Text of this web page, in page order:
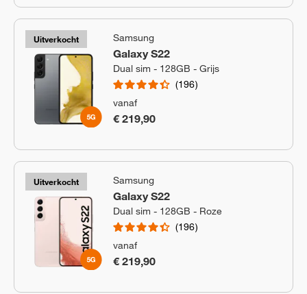
Uitverkocht Samsung
Galaxy S22
Dual sim - 128GB - Grijs
196
vanaf
€ 219,90
Uitverkocht Samsung
Galaxy S22
Dual sim - 128GB - Roze
196
vanaf
€ 219,90